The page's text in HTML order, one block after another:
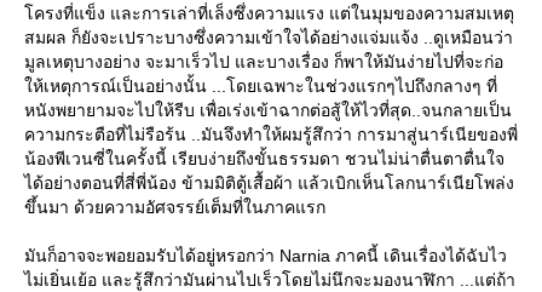
ครงที่แข็ง และการเล่าที่เล็งซึ่งความแรง แต่ในมุมของความสมเหตุ
สมผล ก็ยังจะเปราะบางซึ่งความเข้าใจได้อย่างแจ่มแจ้ง ..ดูเหมือนว่า
มูลเหตุบางอย่าง จะมาเร็วไป และบางเรื่อง ก็พาให้มันง่ายไปที่จะก่อ
ห้เหตุการณ์เป็นอย่างนั้น ...โดยเฉพาะในช่วงแรกๆไปถึงกลางๆ ที่
หนังพยายามจะไปให้รีบ เพื่อเร่งเข้าฉากต่อสู้ให้ไวที่สุด..จนกลายเป็น
ความกระตือที่ไม่รือร้น ..มันจึงทำให้ผมรู้สึกว่า การมาสู่นาร์เนียของพี่
น้องพีเวนซี่ในครั้งนี้ เรียบง่ายถึงขั้นธรรมดา ชวนไม่น่าตื่นตาตื่นใจ
ได้อย่างตอนที่สี่พี่น้อง ข้ามมิติตู้เสื้อผ้า แล้วเบิกเห็นโลกนาร์เนียโพล่ง
ขึ้นมา ด้วยความอัศจรรย์เต็มที่ในภาคแรก
มันก็อาจจะพอยอมรับได้อยู่หรอกว่า Narnia ภาคนี้ เดินเรื่องได้ฉับไว
ไม่เยิ่นเย้อ และรู้สึกว่ามันผ่านไปเร็วโดยไม่นึกจะมองนาฬิกา ...แต่ถ้า